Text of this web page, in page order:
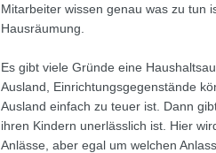
Mitarbeiter wissen genau was zu tun
Hausräumung.
Es gibt viele Gründe eine
Ausland, Einrichtungsgegenstände
Ausland einfach zu teuer ist. Dann
ihren Kindern unerlässlich ist. Hier
Anlässe, aber egal um welchen